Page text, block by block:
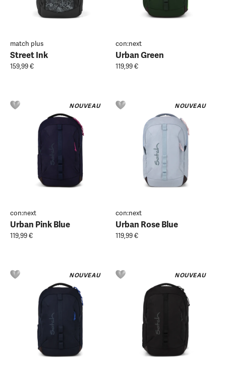
match plus
Street Ink
159,99 €
con:next
Urban Green
119,99 €
NOUVEAU
con:next
Urban Pink Blue
119,99 €
NOUVEAU
con:next
Urban Rose Blue
119,99 €
NOUVEAU NOUVEAU